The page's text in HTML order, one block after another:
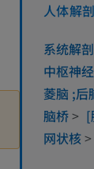
人体解
系统解
中枢神
菱脑 ;后
脑桥> [
网状核>